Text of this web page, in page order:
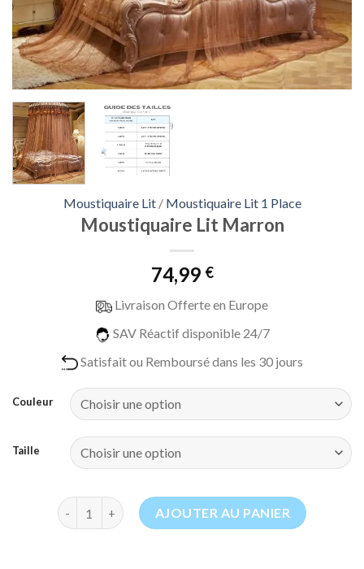
Moustiquaire Lit / Moustiquaire Lit 1 Place
Moustiquaire Lit Marron
74,99 €
Livraison Offerte en Europe
SAV Réactif disponible 24/7
Satisfait ou Remboursé dans les 30 jours
Couleur
Taille
quantité de Moustiquaire Lit Marron
AJOUTER AU PANIER